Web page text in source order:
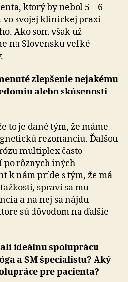
ktorý by nebol 5 – 6
vo svojej klinickej praxi
Ako som však už
na Slovensku veľké
zlepšenie nejakému
alebo skúsenosti
to je dané tým, že máme
rezonanciu. Ďalšou
multiplex často
rôznych iných
k nám príde s tým, že má
spraví sa mu
a na nej sa nájdu
sú dôvodom na ďalšie
ideálnu spoluprácu
a SM špecialistu? Aký
pre pacienta?